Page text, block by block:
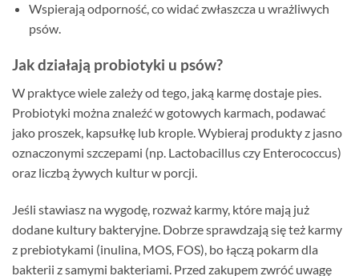
Wspierają odporność, co widać zwłaszcza u wrażliwych
psów.
Jak działają probiotyki u psów?
W praktyce wiele zależy od tego, jaką karmę dostaje pies.
Probiotyki można znaleźć w gotowych karmach, podawać
jako proszek, kapsułkę lub krople. Wybieraj produkty z jasno
oznaczonymi szczepami (np. Lactobacillus czy Enterococcus)
oraz liczbą żywych kultur w porcji.
Jeśli stawiasz na wygodę, rozważ karmy, które mają już
dodane kultury bakteryjne. Dobrze sprawdzają się też karmy
z prebiotykami (inulina, MOS, FOS), bo łączą pokarm dla
bakterii z samymi bakteriami. Przed zakupem zwróć uwagę